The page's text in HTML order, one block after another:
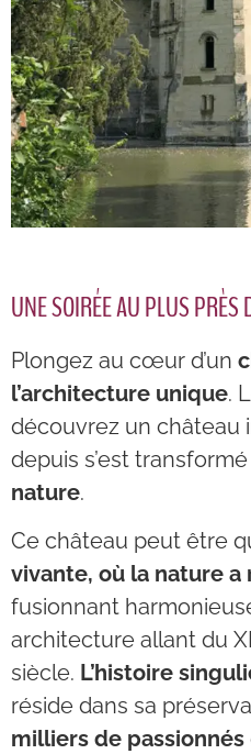
UNE SOIRÉE AU PLUS PRÈS
Plongez au cœur d’un
l’architecture unique.
découvrez un château
depuis s’est transformé
nature.
Ce château peut être
vivante, où la nature a
fusionnant
architecture allant du
siècle. L’histoire
réside dans sa
milliers de passionnés